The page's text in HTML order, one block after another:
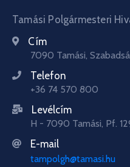
Tamási Polgármesteri
Cím
7090 Tamási,
Telefon
+36 74 570 800
Levélcím
H - 7090 Tamási, Pf.
E-mail
tampolgh@tamasi.hu